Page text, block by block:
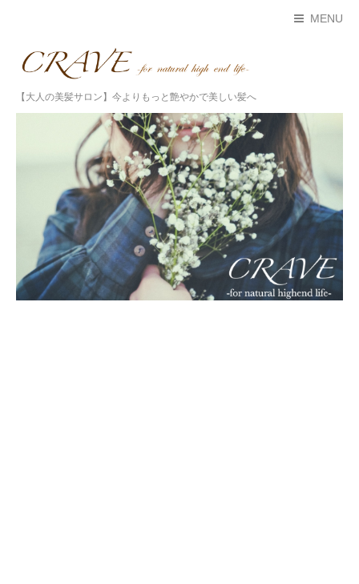
MENU
【大人の美髪サロン】今よりもっと艶やかで美しい髪へ